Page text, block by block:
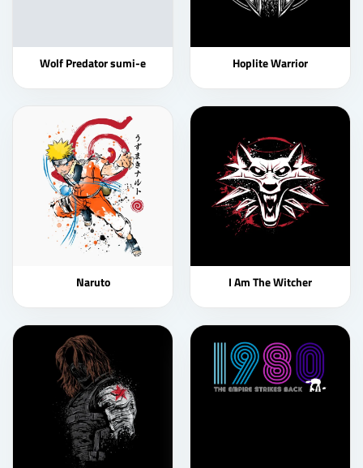
Wolf Predator sumi-e Hoplite Warrior
Naruto I Am The Witcher